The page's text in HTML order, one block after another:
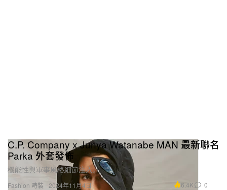
Fashion 時裝
C.P. Company x Junya Watanabe MAN 最新聯名
Parka 外套發佈
機能性與軍事風格細節注入。
2024年11月4日 6.4K 0